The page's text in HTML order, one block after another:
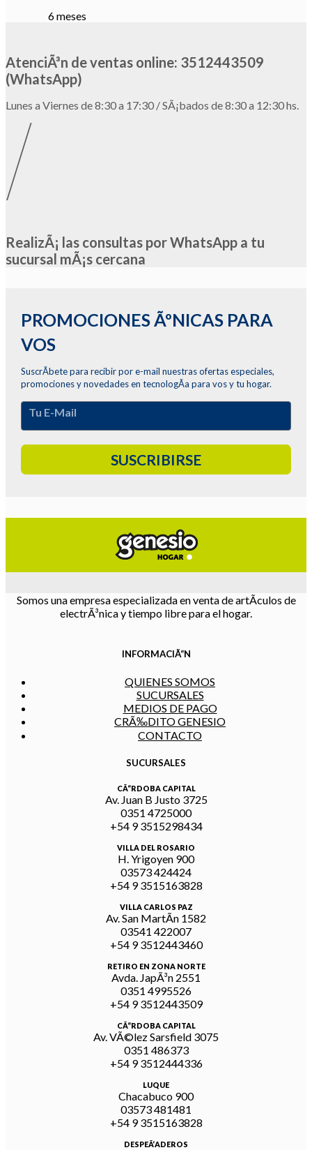
6 meses
AtenciÃ³n de ventas online: 3512443509
(WhatsApp)
Lunes a Viernes de 8:30 a 17:30 / SÃ¡bados de 8:30 a 12:30 hs.
RealizÃ¡ las consultas por WhatsApp a tu
sucursal mÃ¡s cercana
PROMOCIONES ÃºNICAS PARA
VOS
SuscrÃ­bete para recibir por e-mail nuestras ofertas especiales,
promociones y novedades en tecnologÃ­a para vos y tu hogar.
Tu E-Mail
Somos una empresa especializada en venta de artÃ­culos de
electrÃ³nica y tiempo libre para el hogar.
INFORMACIÃ“N
QUIENES SOMOS
SUCURSALES
MEDIOS DE PAGO
CRÃ‰DITO GENESIO
CONTACTO
SUCURSALES
CÃ“RDOBA CAPITAL
Av. Juan B Justo 3725
0351 4725000
+54 9 3515298434
VILLA DEL ROSARIO
H. Yrigoyen 900
03573 424424
+54 9 3515163828
VILLA CARLOS PAZ
Av. San MartÃ­n 1582
03541 422007
+54 9 3512443460
RETIRO EN ZONA NORTE
Avda. JapÃ³n 2551
0351 4995526
+54 9 3512443509
CÃ“RDOBA CAPITAL
Av. VÃ©lez Sarsfield 3075
0351 486373
+54 9 3512444336
LUQUE
Chacabuco 900
03573 481481
+54 9 3515163828
DESPEÃ‘ADEROS